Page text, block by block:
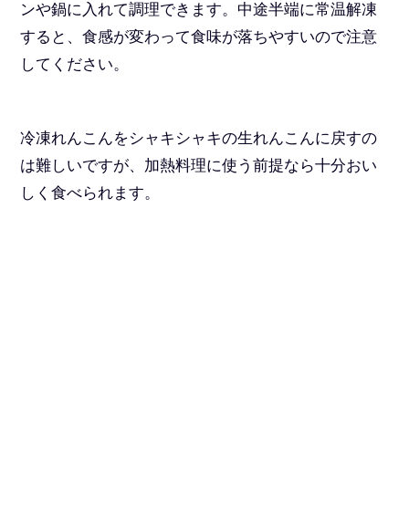
ンや鍋に入れて調理できます。中途半端に常温解凍
すると、食感が変わって食味が落ちやすいので注意
してください。
冷凍れんこんをシャキシャキの生れんこんに戻すの
は難しいですが、加熱料理に使う前提なら十分おい
しく食べられます。